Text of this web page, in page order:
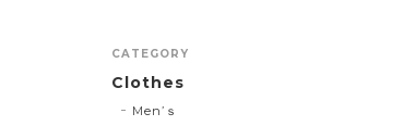
CATEGORY
Clothes
Men’ｓ